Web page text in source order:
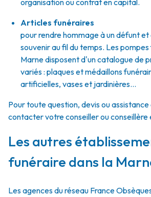
organisation ou contrat en capital.
Articles funéraires
pour rendre hommage à un défunt
souvenir au fil du temps. Les
Marne disposent d'un catalogue de
variés : plaques et médaillons
artificielles, vases et jardinières...
Pour toute question, devis ou
contacter votre conseiller ou conseillère
Les autres
funéraire dans la
Les agences du réseau France